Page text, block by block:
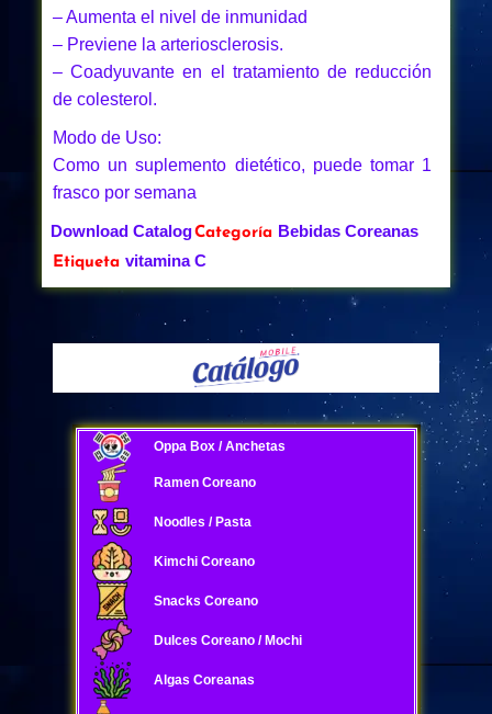
– Aumenta el nivel de inmunidad
– Previene la arteriosclerosis.
– Coadyuvante en el tratamiento de reducción
de colesterol.
Modo de Uso:
Como un suplemento dietético, puede tomar 1
frasco por semana
Download CatalogCategoría Bebidas Coreanas
Etiqueta vitamina C
Oppa Box / Anchetas
Ramen Coreano
Noodles / Pasta
Kimchi Coreano
Snacks Coreano
Dulces Coreano / Mochi
Algas Coreanas